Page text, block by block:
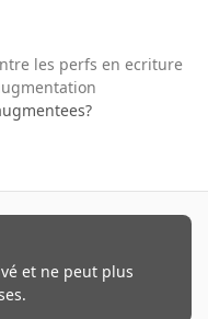
les perfs en ecriture
et ne peut plus